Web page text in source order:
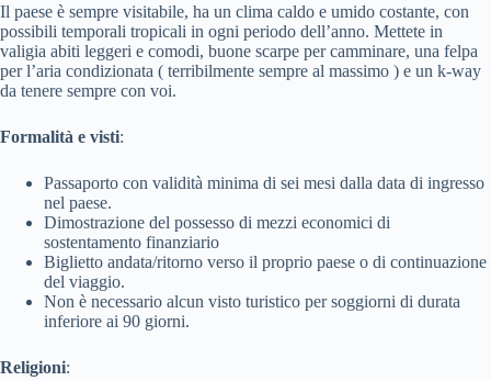
Il paese è sempre visitabile, ha un clima caldo e umido costante, con
possibili temporali tropicali in ogni periodo dell’anno. Mettete in
valigia abiti leggeri e comodi, buone scarpe per camminare, una felpa
per l’aria condizionata ( terribilmente sempre al massimo ) e un k-way
da tenere sempre con voi.
Formalità e visti:
Passaporto con validità minima di sei mesi dalla data di ingresso
nel paese.
Dimostrazione del possesso di mezzi economici di
sostentamento finanziario
Biglietto andata/ritorno verso il proprio paese o di continuazione
del viaggio.
Non è necessario alcun visto turistico per soggiorni di durata
inferiore ai 90 giorni.
Religioni: